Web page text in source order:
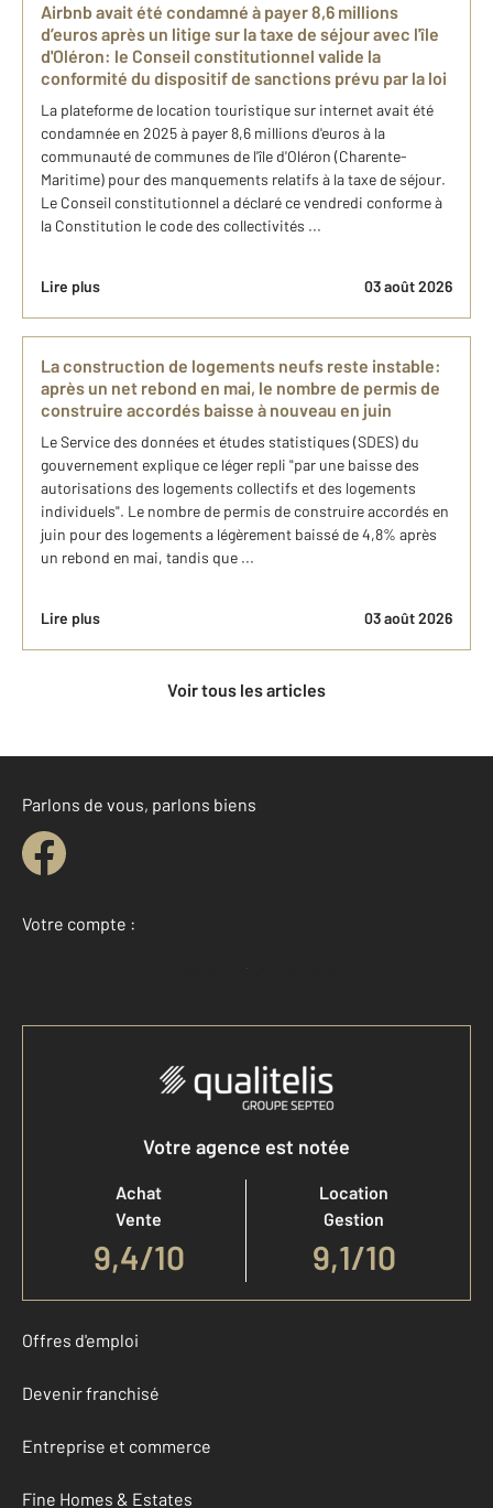
Airbnb avait été condamné à payer 8,6 millions
d’euros après un litige sur la taxe de séjour avec l'île
d'Oléron: le Conseil constitutionnel valide la
conformité du dispositif de sanctions prévu par la loi
La plateforme de location touristique sur internet avait été
condamnée en 2025 à payer 8,6 millions d'euros à la
communauté de communes de l'île d'Oléron (Charente-
Maritime) pour des manquements relatifs à la taxe de séjour.
Le Conseil constitutionnel a déclaré ce vendredi conforme à
la Constitution le code des collectivités ...
Lire plus 03 août 2026
La construction de logements neufs reste instable:
après un net rebond en mai, le nombre de permis de
construire accordés baisse à nouveau en juin
Le Service des données et études statistiques (SDES) du
gouvernement explique ce léger repli "par une baisse des
autorisations des logements collectifs et des logements
individuels". Le nombre de permis de construire accordés en
juin pour des logements a légèrement baissé de 4,8% après
un rebond en mai, tandis que ...
Lire plus 03 août 2026
Voir tous les articles
Parlons de vous, parlons biens
Votre compte :
Accéder à mon compte
Votre agence est notée
Achat
Vente
9,4/10
Location
Gestion
9,1/10
Offres d'emploi
Devenir franchisé
Entreprise et commerce
Fine Homes & Estates